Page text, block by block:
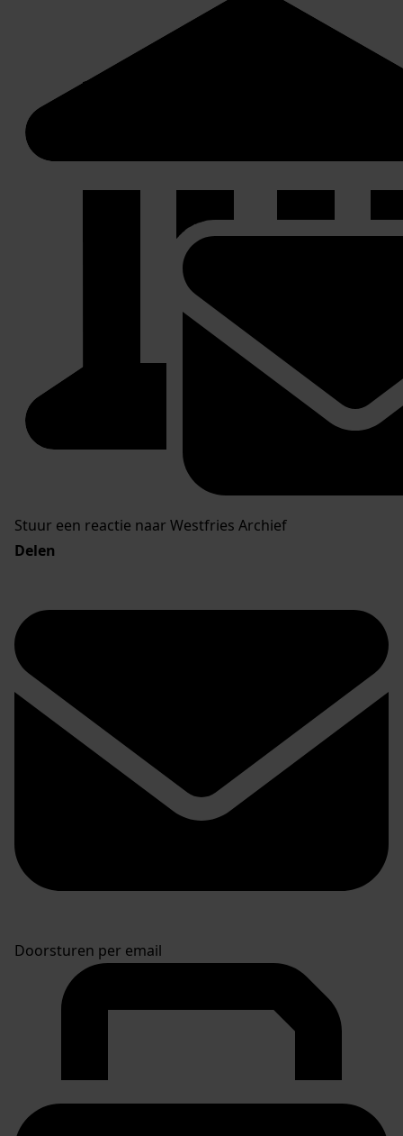
Stuur een reactie naar Westfries Archief
Delen
Doorsturen per email